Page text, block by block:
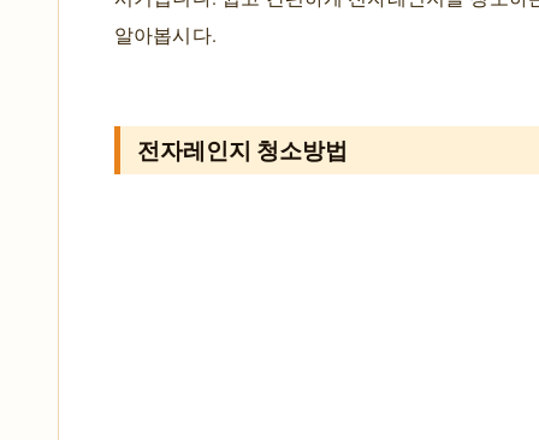
알아봅시다.
전자레인지 청소방법